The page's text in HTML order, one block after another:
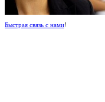
Быстрая связь с нами!